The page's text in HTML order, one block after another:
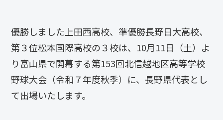
優勝しました上田西高校、準優勝長野日大高校、
第３位松本国際高校の３校は、10月11日（土）よ
り富山県で開幕する第153回北信越地区高等学校
野球大会（令和７年度秋季）に、長野県代表とし
て出場いたします。